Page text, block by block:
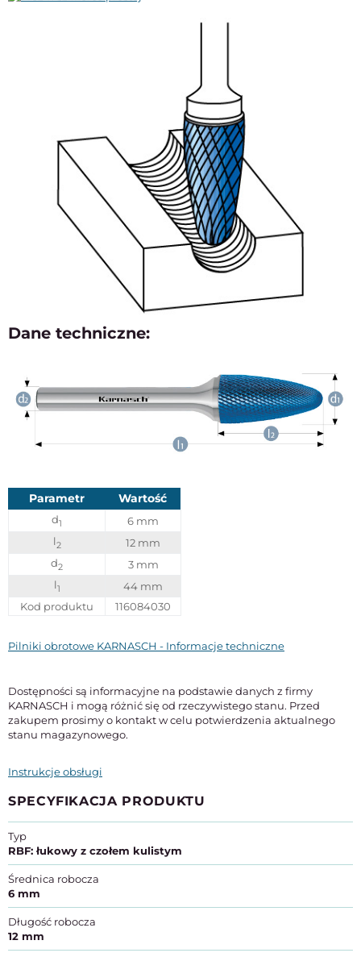
Dane techniczne:
Parametr Wartość
d1
6 mm
l2
12 mm
d2
3 mm
l1
44 mm
Kod produktu
116084030
Pilniki obrotowe KARNASCH - Informacje techniczne
Dostępności są informacyjne na podstawie danych z firmy
KARNASCH i mogą różnić się od rzeczywistego stanu. Przed
zakupem prosimy o kontakt w celu potwierdzenia aktualnego
stanu magazynowego.
Instrukcje obsługi
SPECYFIKACJA PRODUKTU
Typ
RBF: łukowy z czołem kulistym
Średnica robocza
6 mm
Długość robocza
12 mm